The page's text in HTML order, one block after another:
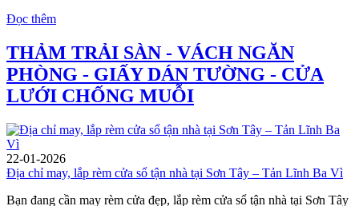
Đọc thêm
THẢM TRẢI SÀN - VÁCH NGĂN
PHÒNG - GIẤY DÁN TƯỜNG - CỬA
LƯỚI CHỐNG MUỖI
22-01-2026
Địa chỉ may, lắp rèm cửa sổ tận nhà tại Sơn Tây – Tản Lĩnh Ba Vì
Bạn đang cần may rèm cửa đẹp, lắp rèm cửa sổ tận nhà tại Sơn Tây